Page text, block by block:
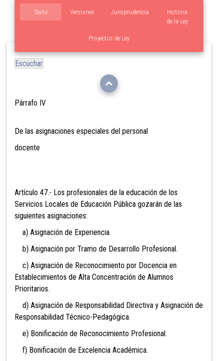
Texto Versiones
Proyectos de Ley
Historia
de la Ley
Jurisprudencia
Escuchar
Párrafo IV
De las asignaciones especiales del personal
docente
Artículo 47.- Los profesionales de la educación de los
Servicios Locales de Educación Pública gozarán de las
siguientes asignaciones:
a) Asignación de Experiencia.
b) Asignación por Tramo de Desarrollo Profesional.
c) Asignación de Reconocimiento por Docencia en
Establecimientos de Alta Concentración de Alumnos
Prioritarios.
d) Asignación de Responsabilidad Directiva y Asignación de
Responsabilidad Técnico-Pedagógica.
e) Bonificación de Reconocimiento Profesional.
f) Bonificación de Excelencia Académica.